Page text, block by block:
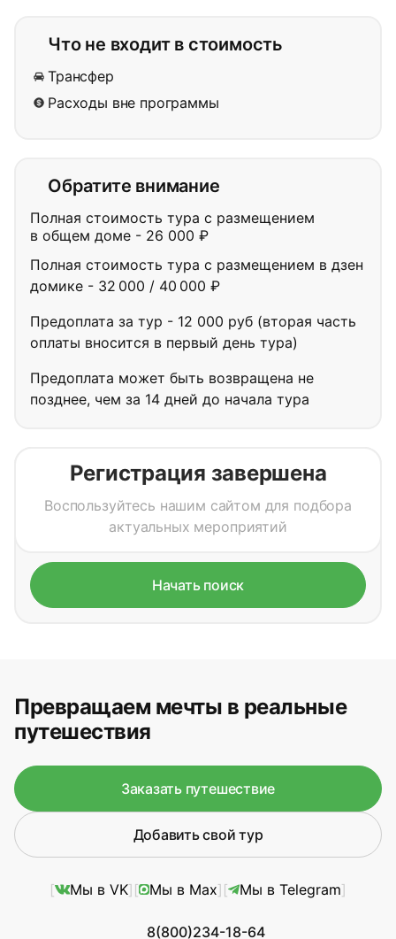
Что не входит в стоимость
Трансфер
Расходы вне программы
Обратите внимание
Полная стоимость тура с размещением
в общем доме - 26 000 ₽
Полная стоимость тура с размещением в дзен
домике - 32 000 / 40 000 ₽
Предоплата за тур - 12 000 руб (вторая часть
оплаты вносится в первый день тура)
Предоплата может быть возвращена не
позднее, чем за 14 дней до начала тура
Регистрация завершена
Воспользуйтесь нашим сайтом для подбора
актуальных мероприятий
Начать поиск
Превращаем мечты в реальные
путешествия
Заказать путешествие
Добавить свой тур
Мы в VK Мы в Max Мы в Telegram
8(800)234-18-64